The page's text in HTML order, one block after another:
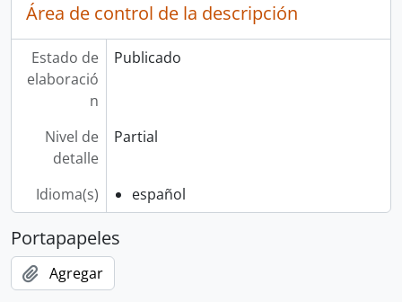
Área de control de la descripción
Estado de
elaboració
n
Publicado
Nivel de
detalle
Partial
Idioma(s) español
Portapapeles
Agregar